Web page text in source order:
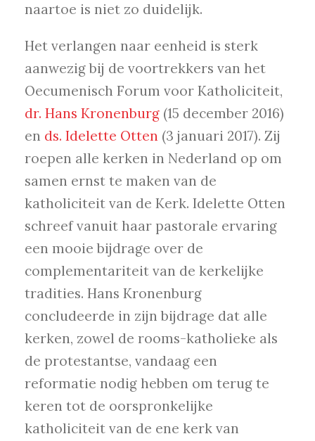
naartoe is niet zo duidelijk.
Het verlangen naar eenheid is sterk
aanwezig bij de voortrekkers van het
Oecumenisch Forum voor Katholiciteit,
dr. Hans Kronenburg (15 december 2016)
en ds. Idelette Otten (3 januari 2017). Zij
roepen alle kerken in Nederland op om
samen ernst te maken van de
katholiciteit van de Kerk. Idelette Otten
schreef vanuit haar pastorale ervaring
een mooie bijdrage over de
complementariteit van de kerkelijke
tradities. Hans Kronenburg
concludeerde in zijn bijdrage dat alle
kerken, zowel de rooms-katholieke als
de protestantse, vandaag een
reformatie nodig hebben om terug te
keren tot de oorspronkelijke
katholiciteit van de ene kerk van